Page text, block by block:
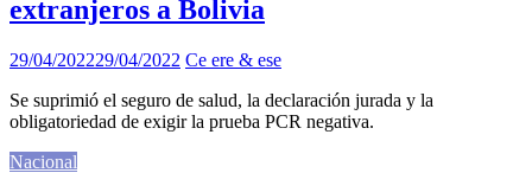
extranjeros a Bolivia
29/04/202229/04/2022 Ce ere & ese
Se suprimió el seguro de salud, la declaración jurada y la
obligatoriedad de exigir la prueba PCR negativa.
Nacional